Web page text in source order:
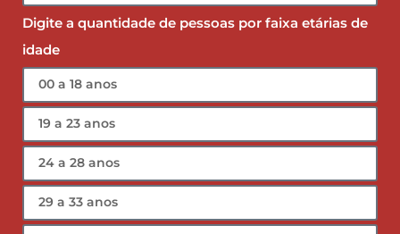
Digite a quantidade de pessoas por faixa etárias de
idade